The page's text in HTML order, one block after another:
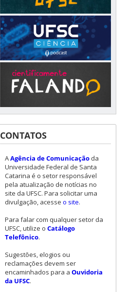
CONTATOS
AAgência de Comunicaçãoda
Universidade Federal de Santa
Catarina é o setor responsável
pela atualização de notícias no
site da UFSC. Para solicitar uma
divulgação, acesse o site.
Para falar com qualquer setor da
UFSC, utilize o Catálogo
Telefônico.
Sugestões, elogios ou
reclamações devem ser
encaminhados para a Ouvidoria
da UFSC.